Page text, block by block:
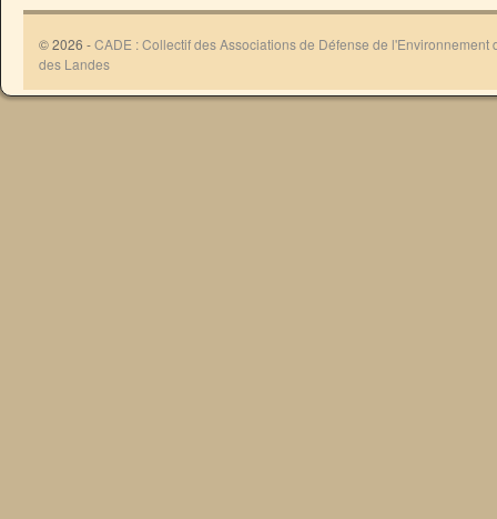
© 2026 -CADE : Collectif des Associations de Défense de l'Environnement
des Landes